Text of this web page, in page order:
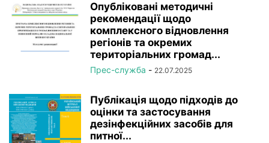
Опубліковані методичні
рекомендації щодо
комплексного відновлення
регіонів та окремих
територіальних громад...
Прес-служба - 22.07.2025
Публікація щодо підходів до
оцінки та застосування
дезінфекційних засобів для
питної...